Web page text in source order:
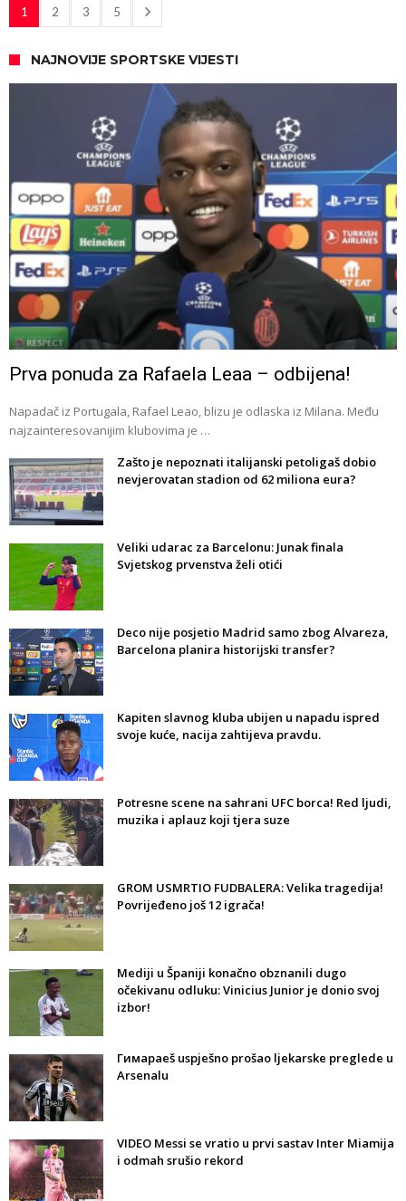
1 2 3 5
NAJNOVIJE SPORTSKE VIJESTI
Prva ponuda za Rafaela Leaa – odbijena!
Napadač iz Portugala, Rafael Leao, blizu je odlaska iz Milana. Među
najzainteresovanijim klubovima je …
Zašto je nepoznati italijanski petoligaš dobio
nevjerovatan stadion od 62 miliona eura?
Veliki udarac za Barcelonu: Junak finala
Svjetskog prvenstva želi otići
Deco nije posjetio Madrid samo zbog Alvareza,
Barcelona planira historijski transfer?
Kapiten slavnog kluba ubijen u napadu ispred
svoje kuće, nacija zahtijeva pravdu.
Potresne scene na sahrani UFC borca! Red ljudi,
muzika i aplauz koji tjera suze
GROM USMRTIO FUDBALERA: Velika tragedija!
Povrijeđeno još 12 igrača!
Mediji u Španiji konačno obznanili dugo
očekivanu odluku: Vinicius Junior je donio svoj
izbor!
Гимараeš uspješno prošao ljekarske preglede u
Arsenalu
VIDEO Messi se vratio u prvi sastav Inter Miamija
i odmah srušio rekord